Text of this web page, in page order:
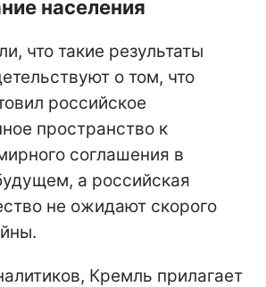
населения
что такие результаты
о том, что
российское
пространство к
соглашения в
а российская
не ожидают скорого
Кремль прилагает